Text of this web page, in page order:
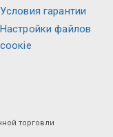
Условия гарантии
Настройки файлов
соокіе
торговли